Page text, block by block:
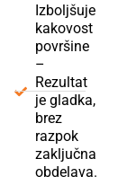
Izboljšuje
kakovost
površine
–
Rezultat
je gladka,
brez
razpok
zaključna
obdelava.